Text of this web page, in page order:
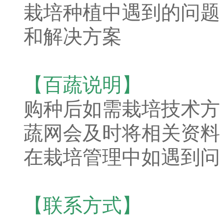
栽培种植中遇到的问
和解决方案
【百蔬说明】
购种后如需栽培技术
蔬网会及时将相关资
在栽培管理中如遇到
【联系方式】